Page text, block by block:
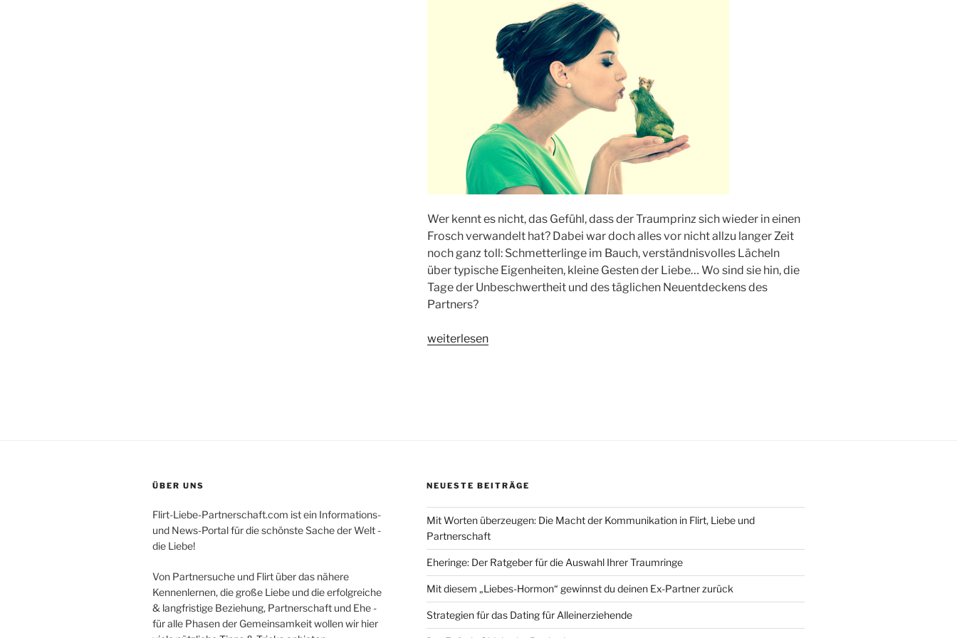
Wer kennt es nicht, das Gefühl, dass der Traumprinz sich wieder in einen
Frosch verwandelt hat? Dabei war doch alles vor nicht allzu langer Zeit
noch ganz toll: Schmetterlinge im Bauch, verständnisvolles Lächeln
über typische Eigenheiten, kleine Gesten der Liebe… Wo sind sie hin, die
Tage der Unbeschwertheit und des täglichen Neuentdeckens des
Partners?
„Traumprinz
weiterlesen
ÜBER UNS
Flirt-Liebe-Partnerschaft.com ist ein Informations-
und News-Portal für die schönste Sache der Welt -
die Liebe!
Von Partnersuche und Flirt über das nähere
Kennenlernen, die große Liebe und die erfolgreiche
& langfristige Beziehung, Partnerschaft und Ehe -
für alle Phasen der Gemeinsamkeit wollen wir hier
NEUESTE BEITRÄGE
Mit Worten überzeugen: Die Macht der Kommunikation in Flirt, Liebe und
Partnerschaft
Eheringe: Der Ratgeber für die Auswahl Ihrer Traumringe
Mit diesem „Liebes-Hormon“ gewinnst du deinen Ex-Partner zurück
Strategien für das Dating für Alleinerziehende